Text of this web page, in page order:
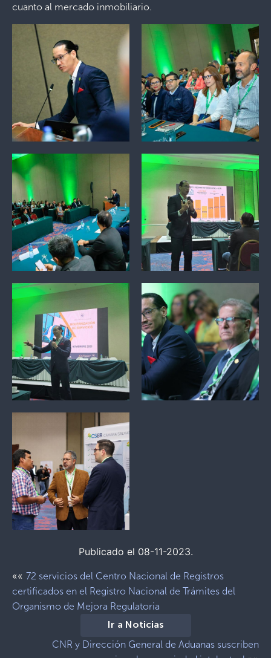
cuanto al mercado inmobiliario.
Publicado el 08-11-2023.
«« 72 servicios del Centro Nacional de Registros
certificados en el Registro Nacional de Trámites del
Organismo de Mejora Regulatoria
Ir a Noticias
CNR y Dirección General de Aduanas suscriben